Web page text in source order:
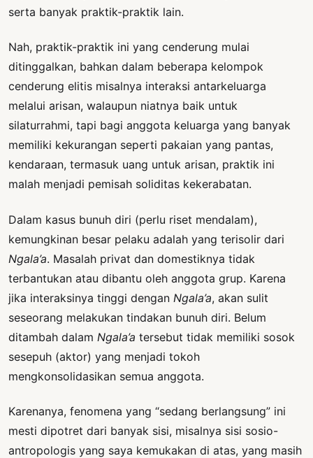
serta banyak praktik-praktik lain.
Nah, praktik-praktik ini yang cenderung mulai
ditinggalkan, bahkan dalam beberapa kelompok
cenderung elitis misalnya interaksi antarkeluarga
melalui arisan, walaupun niatnya baik untuk
silaturrahmi, tapi bagi anggota keluarga yang banyak
memiliki kekurangan seperti pakaian yang pantas,
kendaraan, termasuk uang untuk arisan, praktik ini
malah menjadi pemisah soliditas kekerabatan.
Dalam kasus bunuh diri (perlu riset mendalam),
kemungkinan besar pelaku adalah yang terisolir dari
Ngala’a. Masalah privat dan domestiknya tidak
terbantukan atau dibantu oleh anggota grup. Karena
jika interaksinya tinggi dengan Ngala’a, akan sulit
seseorang melakukan tindakan bunuh diri. Belum
ditambah dalam Ngala’a tersebut tidak memiliki sosok
sesepuh (aktor) yang menjadi tokoh
mengkonsolidasikan semua anggota.
Karenanya, fenomena yang “sedang berlangsung” ini
mesti dipotret dari banyak sisi, misalnya sisi sosio-
antropologis yang saya kemukakan di atas, yang masih